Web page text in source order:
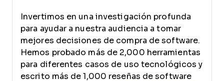
Invertimos en una investigación profunda
para ayudar a nuestra audiencia a tomar
mejores decisiones de compra de software.
Hemos probado más de 2,000 herramientas
para diferentes casos de uso tecnológicos y
escrito más de 1,000 reseñas de software